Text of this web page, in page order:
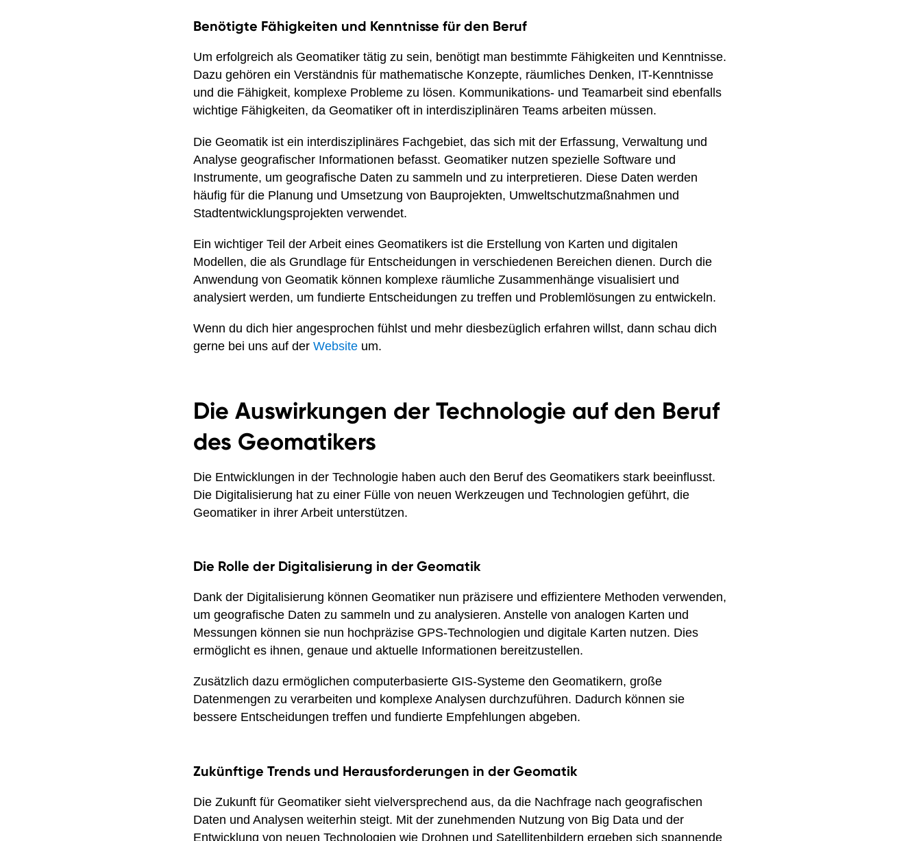
Benötigte Fähigkeiten und Kenntnisse für den Beruf
Um erfolgreich als Geomatiker tätig zu sein, benötigt man bestimmte Fähigkeiten und Kenntnisse.
Dazu gehören ein Verständnis für mathematische Konzepte, räumliches Denken, IT-Kenntnisse
und die Fähigkeit, komplexe Probleme zu lösen. Kommunikations- und Teamarbeit sind ebenfalls
wichtige Fähigkeiten, da Geomatiker oft in interdisziplinären Teams arbeiten müssen.
Die Geomatik ist ein interdisziplinäres Fachgebiet, das sich mit der Erfassung, Verwaltung und
Analyse geografischer Informationen befasst. Geomatiker nutzen spezielle Software und
Instrumente, um geografische Daten zu sammeln und zu interpretieren. Diese Daten werden
häufig für die Planung und Umsetzung von Bauprojekten, Umweltschutzmaßnahmen und
Stadtentwicklungsprojekten verwendet.
Ein wichtiger Teil der Arbeit eines Geomatikers ist die Erstellung von Karten und digitalen
Modellen, die als Grundlage für Entscheidungen in verschiedenen Bereichen dienen. Durch die
Anwendung von Geomatik können komplexe räumliche Zusammenhänge visualisiert und
analysiert werden, um fundierte Entscheidungen zu treffen und Problemlösungen zu entwickeln.
Wenn du dich hier angesprochen fühlst und mehr diesbezüglich erfahren willst, dann schau dich
gerne bei uns auf der Website um.
Die Auswirkungen der Technologie auf den Beruf
des Geomatikers
Die Entwicklungen in der Technologie haben auch den Beruf des Geomatikers stark beeinflusst.
Die Digitalisierung hat zu einer Fülle von neuen Werkzeugen und Technologien geführt, die
Geomatiker in ihrer Arbeit unterstützen.
Die Rolle der Digitalisierung in der Geomatik
Dank der Digitalisierung können Geomatiker nun präzisere und effizientere Methoden verwenden,
um geografische Daten zu sammeln und zu analysieren. Anstelle von analogen Karten und
Messungen können sie nun hochpräzise GPS-Technologien und digitale Karten nutzen. Dies
ermöglicht es ihnen, genaue und aktuelle Informationen bereitzustellen.
Zusätzlich dazu ermöglichen computerbasierte GIS-Systeme den Geomatikern, große
Datenmengen zu verarbeiten und komplexe Analysen durchzuführen. Dadurch können sie
bessere Entscheidungen treffen und fundierte Empfehlungen abgeben.
Zukünftige Trends und Herausforderungen in der Geomatik
Die Zukunft für Geomatiker sieht vielversprechend aus, da die Nachfrage nach geografischen
Daten und Analysen weiterhin steigt. Mit der zunehmenden Nutzung von Big Data und der
Entwicklung von neuen Technologien wie Drohnen und Satellitenbildern ergeben sich spannende